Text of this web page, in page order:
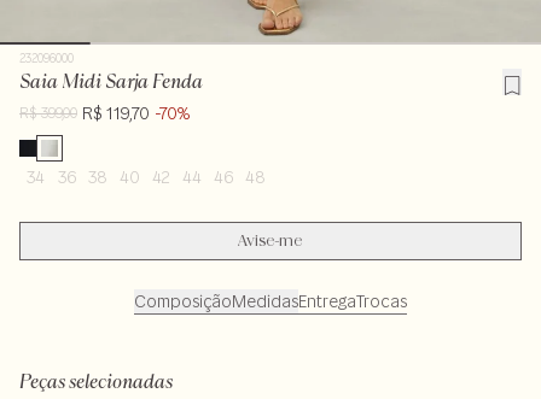
232096000
Saia Midi Sarja Fenda
R$ 399,00 R$ 119,70 -70%
34 36 38 40 42 44 46 48
Avise-me
ComposiçãoMedidasEntregaTrocas
Peças selecionadas